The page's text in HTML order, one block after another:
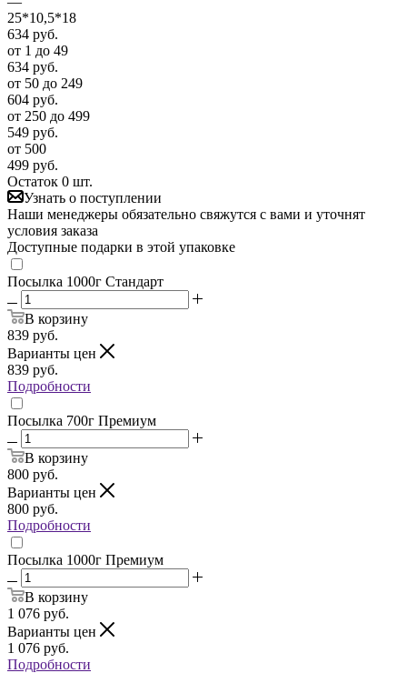
25*10,5*18
634 руб.
от 1 до 49
634 руб.
от 50 до 249
604 руб.
от 250 до 499
549 руб.
от 500
499 руб.
Остаток 0 шт.
Узнать о поступлении
Наши менеджеры обязательно свяжутся с вами и уточнят
условия заказа
Доступные подарки в этой упаковке
Посылка 1000г Стандарт
В корзину
839 руб.
Варианты цен
839 руб.
Подробности
Посылка 700г Премиум
В корзину
800 руб.
Варианты цен
800 руб.
Подробности
Посылка 1000г Премиум
В корзину
1 076 руб.
Варианты цен
1 076 руб.
Подробности